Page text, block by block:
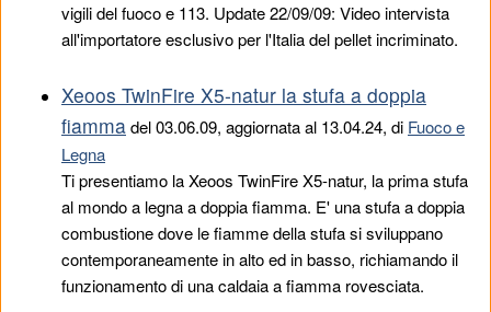
vigili del fuoco e 113. Update 22/09/09: Video intervista
all'importatore esclusivo per l'Italia del pellet incriminato.
Xeoos TwinFire X5-natur la stufa a doppia
fiammadel03.06.09, aggiornata al 13.04.24, di Fuoco e
Legna
Ti presentiamo la Xeoos TwinFire X5-natur, la prima stufa
al mondo a legna a doppia fiamma. E' una stufa a doppia
combustione dove le fiamme della stufa si sviluppano
contemporaneamente in alto ed in basso, richiamando il
funzionamento di una caldaia a fiamma rovesciata.